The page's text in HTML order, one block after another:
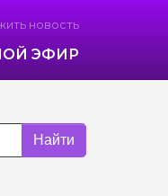
новость
ЭФИР
Найти